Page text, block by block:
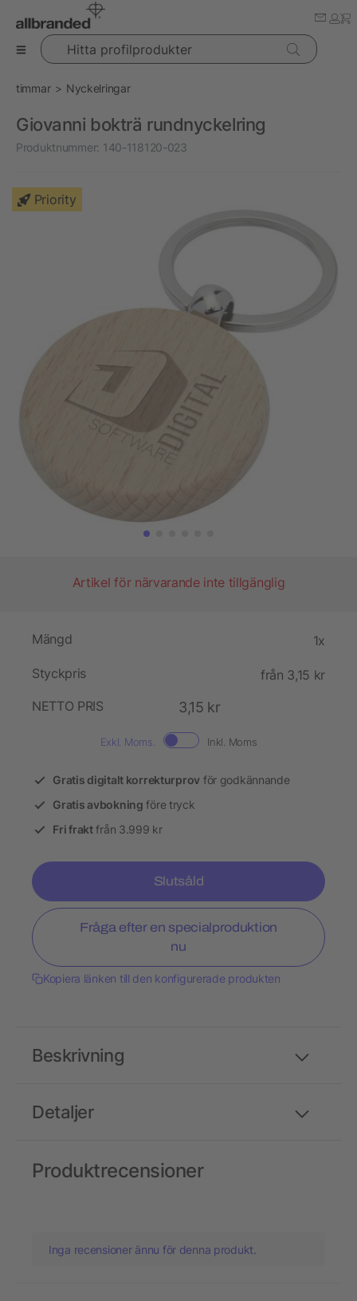
Hitta profilprodukter
timmar Nyckelringar
Giovanni bokträ rundnyckelring
Produktnummer: 140-118120-023
Priority
Artikel för närvarande inte tillgänglig
Mängd 1x
Styckpris
från 3,15 kr
NETTO PRIS
3,15 kr
Exkl. Moms. Inkl. Moms
Gratis digitalt korrekturprov för godkännande
Gratis avbokning före tryck
Fri fraktfrån 3.999 kr
Slutsåld
Fråga efter en specialproduktion
nu
Kopiera länken till den konfigurerade produkten
Detaljer
Beskrivning
Produktrecensioner
Inga recensioner ännu för denna produkt.